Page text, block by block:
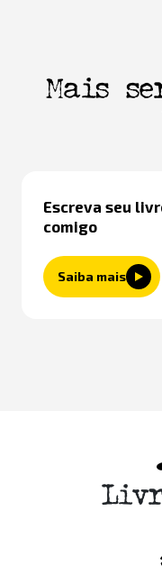
Mais
Escreva seu
comigo
Saiba mais